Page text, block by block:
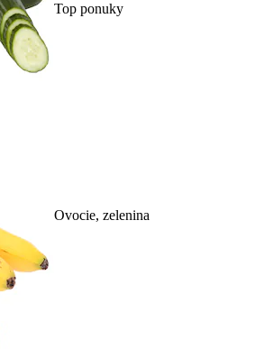
Top ponuky
Ovocie, zelenina